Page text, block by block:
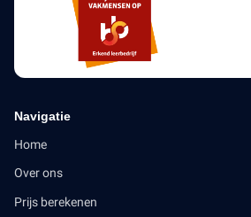
Navigatie
Home
Over ons
Prijs berekenen